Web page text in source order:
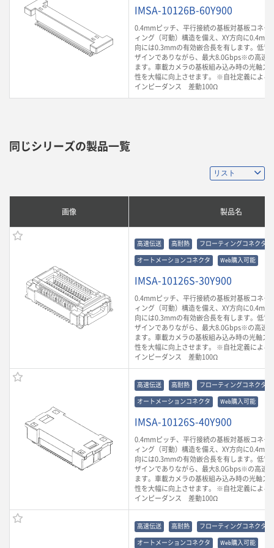
IMSA-10126B-60Y900
0.4mmピッチ、平行接続の基板対基板コネク
ィング（可動）構造を備え、XY方向に
向には0.3mmの有効嵌合長を有します。低背
ザインでありながら、最大8.0Gbps※の高速
ます。車載カメラの基板組み込み時の光軸ズ
性を大幅に向上させます。 ※自社定義による
インピーダンス 差動100Ω
同じシリーズの製品一覧
画像 製品名
高速伝送 高耐熱 フローティングコネクタ
オートメーションコネクタ Web購入可能
IMSA-10126S-30Y900
0.4mmピッチ、平行接続の基板対基板コネク
ィング（可動）構造を備え、XY方向に
向には0.3mmの有効嵌合長を有します。低背
ザインでありながら、最大8.0Gbps※の高速
ます。車載カメラの基板組み込み時の光軸ズ
性を大幅に向上させます。 ※自社定義による
インピーダンス 差動100Ω
高速伝送 高耐熱 フローティングコネクタ
オートメーションコネクタ Web購入可能
IMSA-10126S-40Y900
0.4mmピッチ、平行接続の基板対基板コネク
ィング（可動）構造を備え、XY方向に
向には0.3mmの有効嵌合長を有します。低背
ザインでありながら、最大8.0Gbps※の高速
ます。車載カメラの基板組み込み時の光軸ズ
性を大幅に向上させます。 ※自社定義による
インピーダンス 差動100Ω
高速伝送 高耐熱 フローティングコネクタ
オートメーションコネクタ Web購入可能